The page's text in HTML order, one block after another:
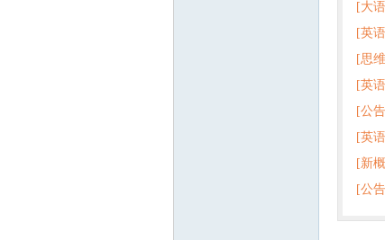
[大
+英
[英
+音
[思
子
[英
版
[公
[英
百
[新
[公